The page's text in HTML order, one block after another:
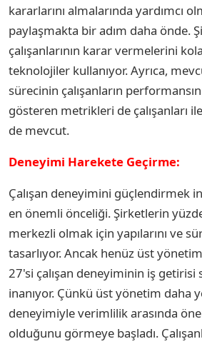
kararlarını almalarında yardımcı
paylaşmakta bir adım daha önde.
çalışanlarının karar vermelerini
teknolojiler kullanıyor. Ayrıca,
sürecinin çalışanların
gösteren metrikleri de çalışanları
de mevcut.
Deneyimi Harekete Geçirme:
Çalışan deneyimini güçlendirmek
en önemli önceliği. Şirketlerin
merkezli olmak için yapılarını ve
tasarlıyor. Ancak henüz üst
27'si çalışan deneyiminin iş getirisi
inanıyor. Çünkü üst yönetim daha
deneyimiyle verimlilik arasında
olduğunu görmeye başladı.